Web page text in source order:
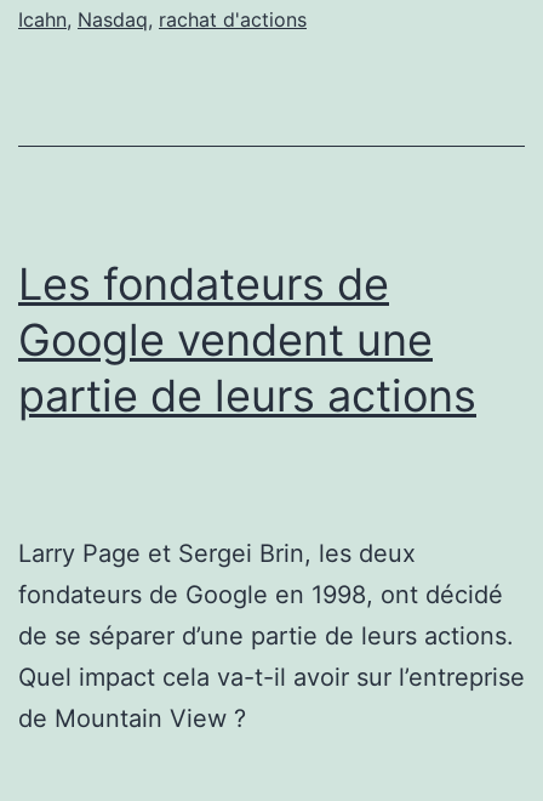
Icahn, Nasdaq, rachat d'actions
Les fondateurs de
Google vendent une
partie de leurs actions
Larry Page et Sergei Brin, les deux
fondateurs de Google en 1998, ont décidé
de se séparer d’une partie de leurs actions.
Quel impact cela va-t-il avoir sur l’entreprise
de Mountain View ?